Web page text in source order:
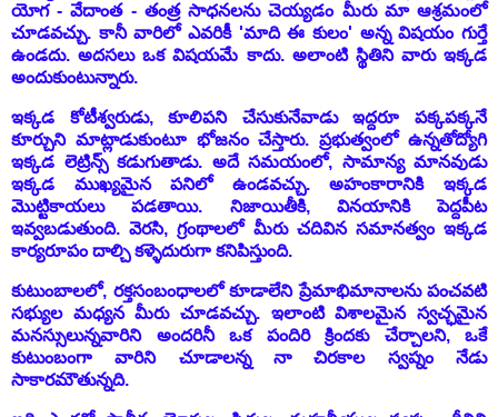
యోగ - వేదాంత - తంత్ర సాధనలను చెయ్యడం మీరు మా ఆశ్రమంలో
చూడవచ్చు. కానీ వారిలో ఎవరికీ 'మాది ఈ కులం' అన్న విషయం గుర్తే
ఉండదు. అదసలు ఒక విషయమే కాదు. అలాంటి స్థితిని వారు ఇక్కడ
అందుకుంటున్నారు.
ఇక్కడ కోటీశ్వరుడు, కూలిపని చేసుకునేవాడు ఇద్దరూ పక్కపక్కనే
కూర్చుని మాట్లాడుకుంటూ భోజనం చేస్తారు. ప్రభుత్వంలో ఉన్నతోద్యోగి
ఇక్కడ లెట్రిన్స్ కడుగుతాడు. అదే సమయంలో, సామాన్య మానవుడు
ఇక్కడ ముఖ్యమైన పనిలో ఉండవచ్చు. అహంకారానికి ఇక్కడ
మొట్టికాయలు పడతాయి. నిజాయితీకి, వినయానికి పెద్దపీట
ఇవ్వబడుతుంది. వెరసి, గ్రంథాలలో మీరు చదివిన సమానత్వం ఇక్కడ
కార్యరూపం దాల్చి కళ్ళెదురుగా కనిపిస్తుంది.
కుటుంబాలలో, రక్తసంబంధాలలో కూడాలేని ప్రేమాభిమానాలను పంచవటి
సభ్యుల మధ్యన మీరు చూడవచ్చు. ఇలాంటి విశాలమైన స్వచ్ఛమైన
మనస్సులున్నవారిని అందరినీ ఒక పందిరి క్రిందకు చేర్చాలని, ఒకే
కుటుంబంగా వారిని చూడాలన్న నా చిరకాల స్వప్నం నేడు
సాకారమౌతున్నది.